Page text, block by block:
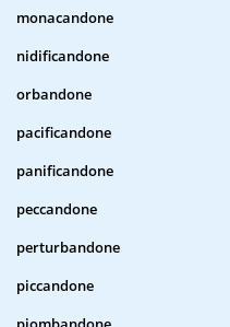
monacandone
nidificandone
orbandone
pacificandone
panificandone
peccandone
perturbandone
piccandone